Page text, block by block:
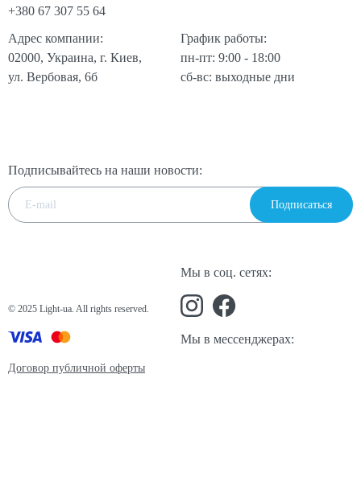
+380 67 307 55 64
Адрес компании:
02000, Украина, г. Киев,
ул. Вербовая, 6б
График работы:
пн-пт: 9:00 - 18:00
сб-вс: выходные дни
Подписывайтесь на наши новости:
Подписаться
© 2025 Light-ua. All rights reserved.
Договор публичной оферты
Мы в соц. сетях:
Мы в мессенджерах: